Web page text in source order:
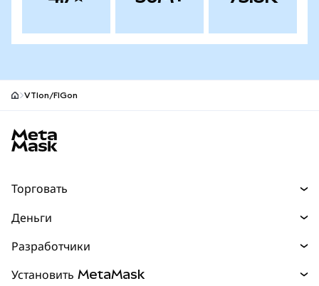
VTIon/FIGon
Торговать
Прогнозы
Перпы НОВИНКА
Деньги
mUSD
Разработчики
Установить MetaMask